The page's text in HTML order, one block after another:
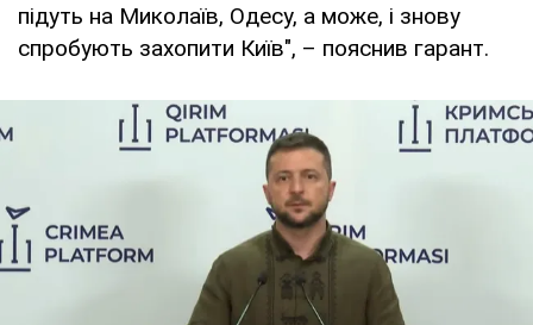
підуть на Миколаїв, Одесу, а може, і знову
спробують захопити Київ", – пояснив гарант.